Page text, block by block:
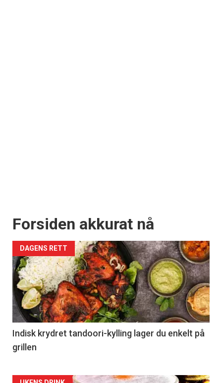
Forsiden akkurat nå
DAGENS RETT
Indisk krydret tandoori-kylling lager du enkelt på
grillen